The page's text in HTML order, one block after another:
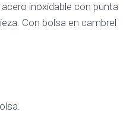
inoxidable con punta
Con bolsa en cambrel